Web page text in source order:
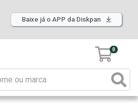
Baixe já o APP da Diskpan
0